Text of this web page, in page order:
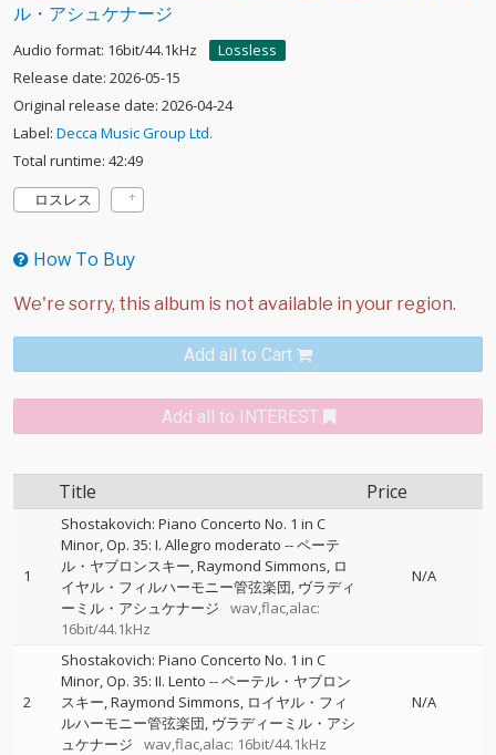
ル・アシュケナージ
Audio format: 16bit/44.1kHz
Lossless
Release date: 2026-05-15
Original release date: 2026-04-24
Label: Decca Music Group Ltd.
Total runtime: 42:49
ロスレス
How To Buy
Add all to Cart
Add all to INTEREST
Title Price
1
Shostakovich: Piano Concerto No. 1 in C
Minor, Op. 35: I. Allegro moderato --ペーテ
ル・ヤブロンスキー Raymond Simmons ロ
イヤル・フィルハーモニー管弦楽団 ヴラディ
ーミル・アシュケナージ
wav,flac,alac:
16bit/44.1kHz
N/A
2
Shostakovich: Piano Concerto No. 1 in C
Minor, Op. 35: II. Lento --ペーテル・ヤブロン
スキー Raymond Simmons ロイヤル・フィ
ルハーモニー管弦楽団 ヴラディーミル・アシ
ュケナージ
wav,flac,alac: 16bit/44.1kHz
N/A